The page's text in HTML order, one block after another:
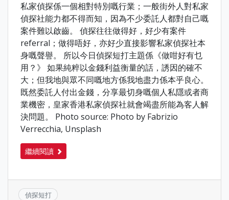
私家偵探係一個相對特別嘅行業；一般街外人對私家
偵探社能力都不得而知，因為不少委託人都對自己嘅
案件難以啟齒。 偵探往往做得好，好少有案件
referral；做得唔好，亦好少直接影響私家偵探社本
身嘅聲譽。 所以今日偵探短打主題係《做咁好有乜
用？》 如果純粹以金錢利益衡量的話，誘因的確不
大；但我地與眾不同嘅地方係我地盡力係本乎良心。
既然委託人付出金錢，分享最切身嘅個人私隱或者商
業機密，皇家香港私家偵探社就會竭盡所能為客人解
決問題。 Photo source: Photo by Fabrizio
Verrecchia, Unsplash
繼續閱讀
偵探短打